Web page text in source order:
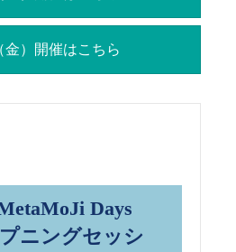
金）開催はこちら
Days
ニングセッシ